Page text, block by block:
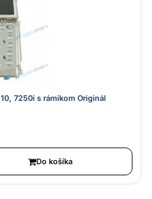
7250i s rámikom Originál
Do košíka